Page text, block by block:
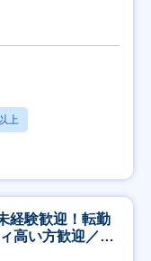
上
経験歓迎！転勤
高い方歓迎／土